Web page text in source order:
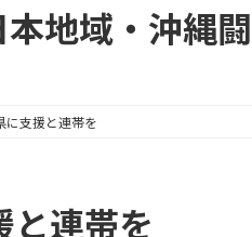
本地域・沖縄
に支援と連帯を
と連帯を